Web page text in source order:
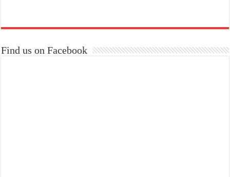
Find us on Facebook